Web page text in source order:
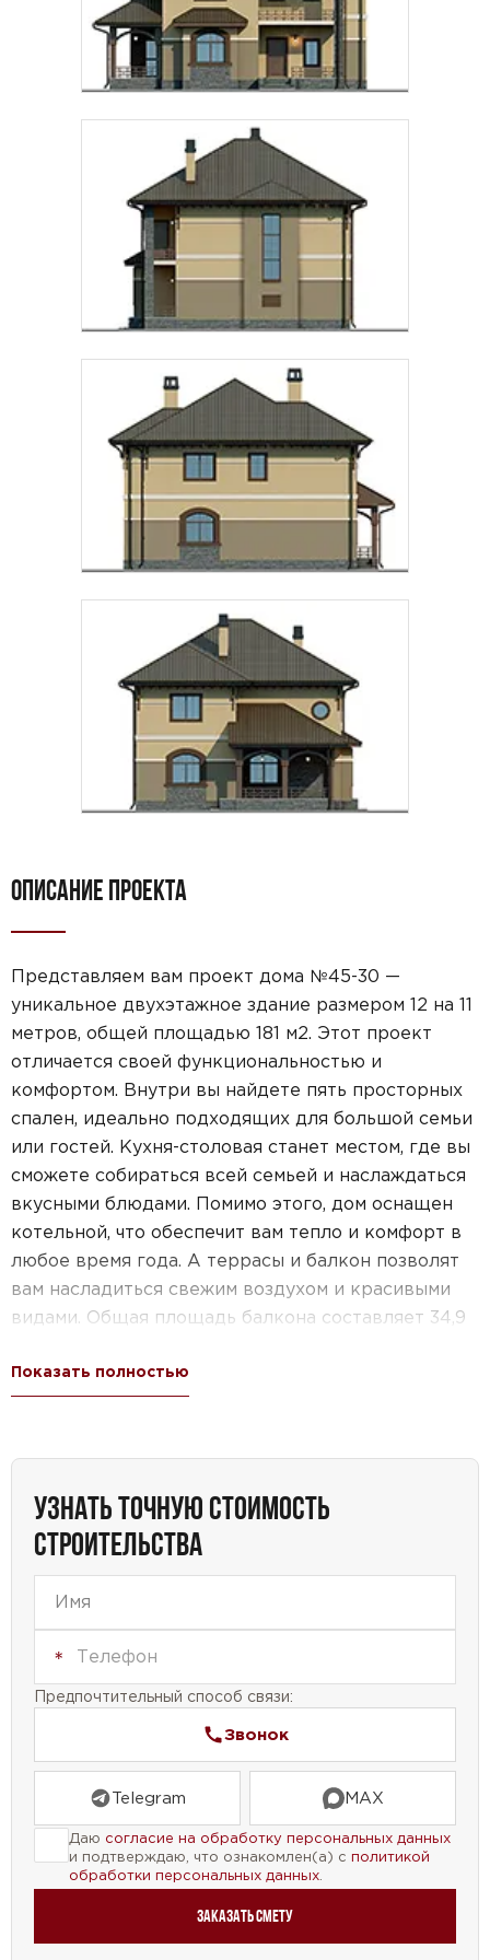
ОПИСАНИЕ ПРОЕКТА
Представляем вам проект дома №45-30 —
уникальное двухэтажное здание размером 12 на 11
метров, общей площадью 181 м2. Этот проект
отличается своей функциональностью и
комфортом. Внутри вы найдете пять просторных
спален, идеально подходящих для большой семьи
или гостей. Кухня-столовая станет местом, где вы
сможете собираться всей семьей и наслаждаться
вкусными блюдами. Помимо этого, дом оснащен
котельной, что обеспечит вам тепло и комфорт в
любое время года. А террасы и балкон позволят
вам насладиться свежим воздухом и красивыми
видами. Общая площадь балкона составляет 34,9
отдыха и релаксации. Наш проект идеально
подходит для тех, кто ценит простор, комфорт и
реальность с проектом дома №45-30!
Показать полностью
УЗНАТЬ ТОЧНУЮ СТОИМОСТЬ
СТРОИТЕЛЬСТВА
Предпочтительный способ связи:
Звонок
Telegram MAX
Даю согласие на обработку персональных данных
и подтверждаю, что ознакомлен(а) с политикой
обработки персональных данных
Заказать смету
Предпочтительный способ связи:
Звонок
Telegram MAX
согласие на обработку персональных данных
подтверждаю, что ознакомлен(а) сполитикой
обработки персональных данных
Рассчитать стоимость